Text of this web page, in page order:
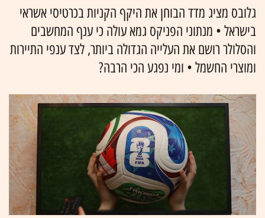
גלובס מציג מדד הבוחן את היקף הקניות בכרטיסי אשראי
בישראל • מנתוני הפניקס גמא עולה כי ענף המחשבים
והסלולר רושם את העלייה הגדולה ביותר, לצד ענפי התיירות
ומוצרי החשמל • ומי נפגע הכי הרבה?